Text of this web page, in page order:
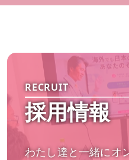
RECRUIT
採用情報
わたし達と一緒にオ